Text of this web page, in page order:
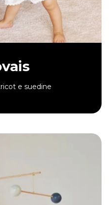
e suedine